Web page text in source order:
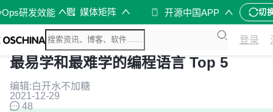
研发效能 媒体矩阵 开源中国APP 切
登录
最易学和最难学的编程语言 Top 5
编辑:白开水不加糖
2021-12-29
48